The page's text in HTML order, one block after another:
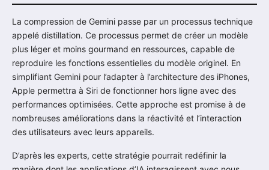
La compression de Gemini passe par un processus technique
appelé distillation. Ce processus permet de créer un modèle
plus léger et moins gourmand en ressources, capable de
reproduire les fonctions essentielles du modèle originel. En
simplifiant Gemini pour l’adapter à l’architecture des iPhones,
Apple permettra à Siri de fonctionner hors ligne avec des
performances optimisées. Cette approche est promise à de
nombreuses améliorations dans la réactivité et l’interaction
des utilisateurs avec leurs appareils.
D’après les experts, cette stratégie pourrait redéfinir la